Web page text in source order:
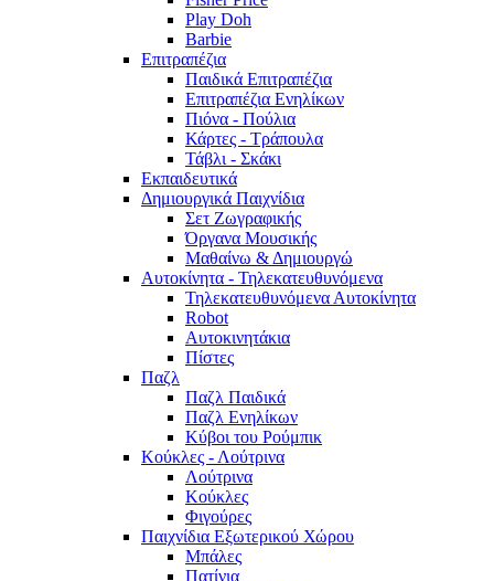
Play Doh
Barbie
Επιτραπέζια
Παιδικά Επιτραπέζια
Επιτραπέζια Ενηλίκων
Πιόνα - Πούλια
Κάρτες - Τράπουλα
Τάβλι - Σκάκι
Εκπαιδευτικά
Δημιουργικά Παιχνίδια
Σετ Ζωγραφικής
Όργανα Μουσικής
Μαθαίνω & Δημιουργώ
Αυτοκίνητα - Τηλεκατευθυνόμενα
Τηλεκατευθυνόμενα Αυτοκίνητα
Robot
Αυτοκινητάκια
Πίστες
Παζλ
Παζλ Παιδικά
Παζλ Ενηλίκων
Κύβοι του Ρούμπικ
Κούκλες - Λούτρινα
Λούτρινα
Κούκλες
Φιγούρες
Παιχνίδια Εξωτερικού Χώρου
Μπάλες
Πατίνια